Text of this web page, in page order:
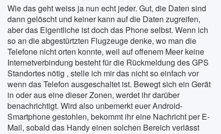
Wie das geht weiss ja nun echt jeder. Gut, die Daten sind
dann gelöscht und keiner kann auf die Daten zugreifen,
aber das Eigentliche ist doch das Phone selbst. Wenn ich
so an die abgestürtzten Flugzeuge denke, wo man die
Telefone nicht orten konnte, weil auf offenem Meer keine
Internetverbindung besteht für die Rückmeldung des GPS
Standortes nötig , stelle ich mir das nicht so einfach vor
wenn das Telefon ausgeschaltet ist. Bewegt sich ein Gerät
in oder aus eine dieser Zonen, werdet ihr darüber
benachrichtigt. Wird also unbemerkt euer Android-
Smartphone gestohlen, bekommt ihr eine Nachricht per E-
Mail, sobald das Handy einen solchen Bereich verlässt